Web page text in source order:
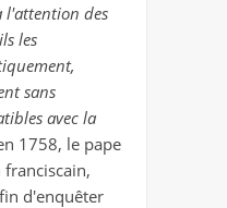
l'attention des
les
sans
avec la
1758, le pape
franciscain,
d'enquêter